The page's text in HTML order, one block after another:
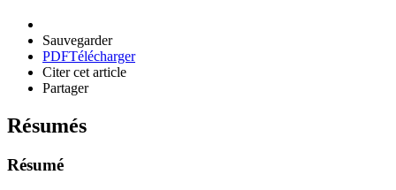
Sauvegarder
PDFTélécharger
Citer cet article
Partager
Résumés
Résumé